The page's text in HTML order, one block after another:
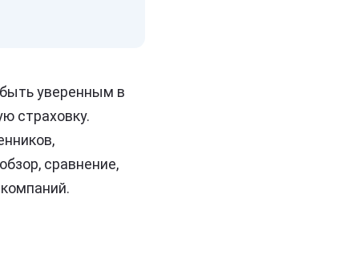
уверенным в
страховку.
сравнение,